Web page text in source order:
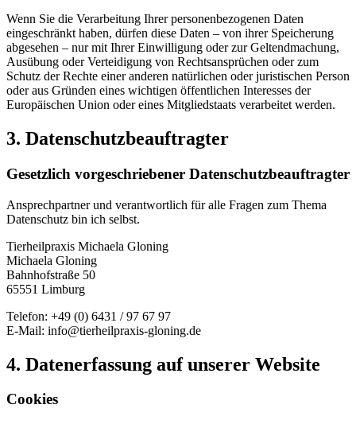
Wenn Sie die Verarbeitung Ihrer personenbezogenen Daten
eingeschränkt haben, dürfen diese Daten – von ihrer Speicherung
abgesehen – nur mit Ihrer Einwilligung oder zur Geltendmachung,
Ausübung oder Verteidigung von Rechtsansprüchen oder zum
Schutz der Rechte einer anderen natürlichen oder juristischen Person
oder aus Gründen eines wichtigen öffentlichen Interesses der
Europäischen Union oder eines Mitgliedstaats verarbeitet werden.
3. Datenschutzbeauftragter
Gesetzlich vorgeschriebener Datenschutzbeauftragter
Ansprechpartner und verantwortlich für alle Fragen zum Thema
Datenschutz bin ich selbst.
Tierheilpraxis Michaela Gloning
Michaela Gloning
Bahnhofstraße 50
65551 Limburg
Telefon: +49 (0) 6431 / 97 67 97
E-Mail: info@tierheilpraxis-gloning.de
4. Datenerfassung auf unserer Website
Cookies